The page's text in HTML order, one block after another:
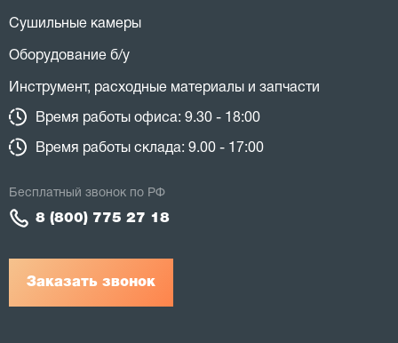
Сушильные камеры
Оборудование б/у
Инструмент, расходные материалы и запчасти
Время работы офиса: 9.30 - 18:00
Время работы склада: 9.00 - 17:00
Заказать звонок
Бесплатный звонок по РФ
8 (800) 775 27 18